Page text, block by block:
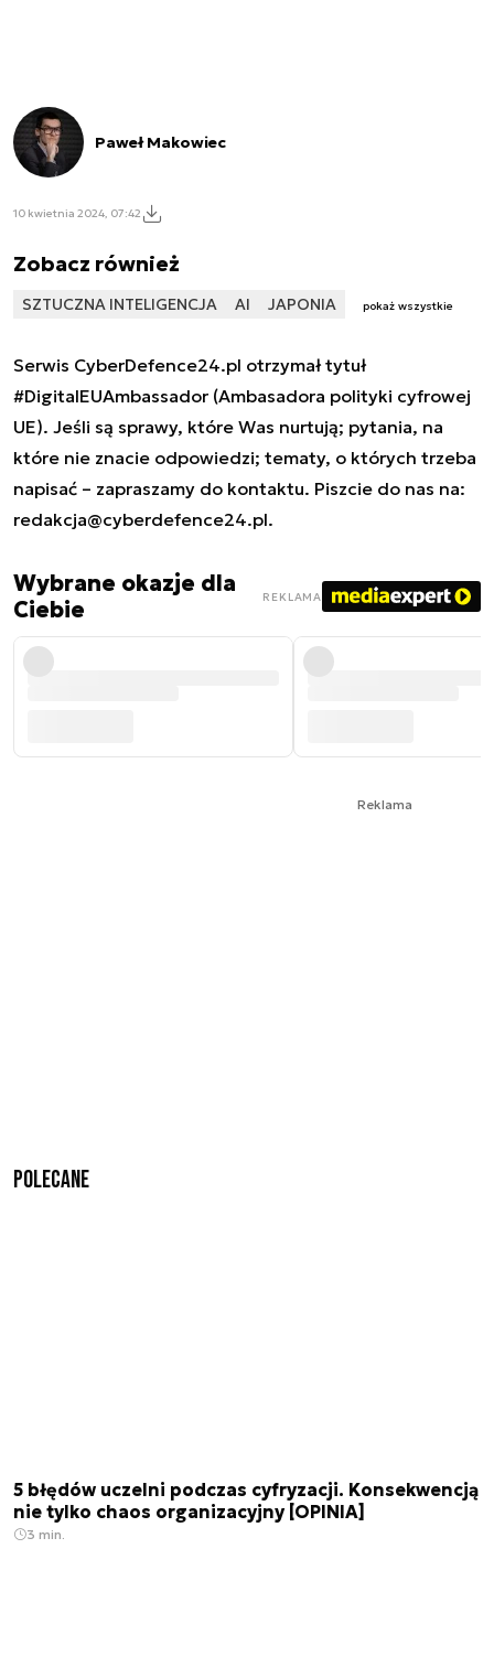
Paweł Makowiec
10 kwietnia 2024, 07:42
Zobacz również
SZTUCZNA INTELIGENCJA AI JAPONIA pokaż wszystkie
Serwis CyberDefence24.pl otrzymał tytuł
#DigitalEUAmbassador (Ambasadora polityki cyfrowej
UE). Jeśli są sprawy, które Was nurtują; pytania, na
które nie znacie odpowiedzi; tematy, o których trzeba
napisać – zapraszamy do kontaktu. Piszcie do nas na:
redakcja@cyberdefence24.pl.
Wybrane okazje dla
Ciebie
REKLAMA
Reklama
Polecane
5 błędów uczelni podczas cyfryzacji. Konsekwencją
nie tylko chaos organizacyjny [OPINIA]
3 min.